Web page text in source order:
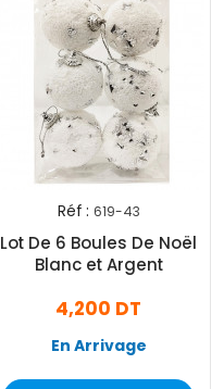
Réf : 619-43
Lot De 6 Boules De Noël
Blanc et Argent
4,200 DT
En Arrivage